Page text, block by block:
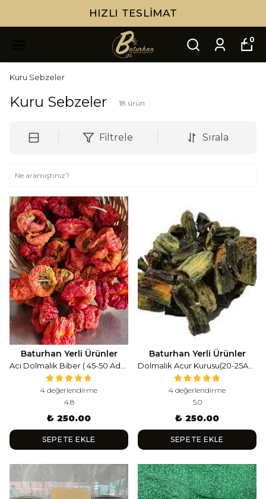
HIZLI TESLIMAT
0
Kuru Sebzeler
Kuru Sebzeler 18 ürün
Filtrele Sırala
Baturhan Yerli Ürünler
4 değerlendirme
4.8
₺ 250.00
SEPETE EKLE
Baturhan Yerli Ürünler
4 değerlendirme
5.0
₺ 250.00
SEPETE EKLE